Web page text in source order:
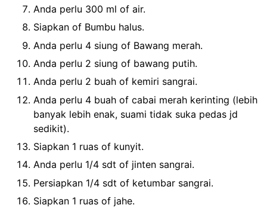
Anda perlu 300 ml of air.
Siapkan of Bumbu halus.
Anda perlu 4 siung of Bawang merah.
Anda perlu 2 siung of bawang putih.
Anda perlu 2 buah of kemiri sangrai.
Anda perlu 4 buah of cabai merah kerinting (lebih
banyak lebih enak, suami tidak suka pedas jd
sedikit).
Siapkan 1 ruas of kunyit.
Anda perlu 1/4 sdt of jinten sangrai.
Persiapkan 1/4 sdt of ketumbar sangrai.
Siapkan 1 ruas of jahe.